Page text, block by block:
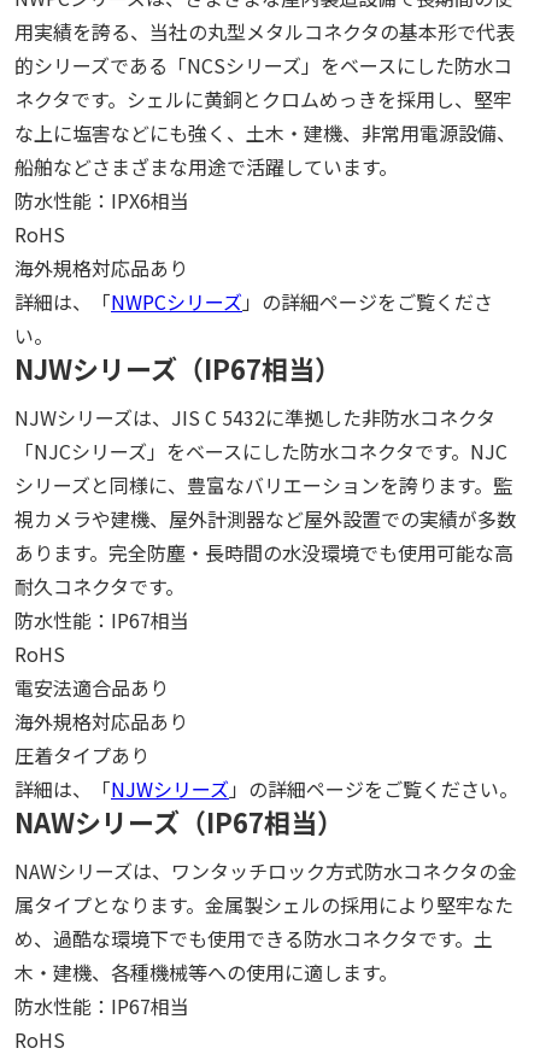
用実績を誇る、当社の丸型メタルコネクタの基本形で代表
的シリーズである「NCSシリーズ」をベースにした防水コ
ネクタです。シェルに黄銅とクロムめっきを採用し、堅牢
な上に塩害などにも強く、土木・建機、非常用電源設備、
船舶などさまざまな用途で活躍しています。
防水性能：IPX6相当
RoHS
海外規格対応品あり
詳細は、「NWPCシリーズ 」の詳細ページをご覧くださ
い。
NJWシリーズ（IP67相当）
NJWシリーズは、JIS C 5432に準拠した非防水コネクタ
「NJCシリーズ」をベースにした防水コネクタです。NJC
シリーズと同様に、豊富なバリエーションを誇ります。監
視カメラや建機、屋外計測器など屋外設置での実績が多数
あります。完全防塵・長時間の水没環境でも使用可能な高
耐久コネクタです。
防水性能：IP67相当
RoHS
電安法適合品あり
海外規格対応品あり
圧着タイプあり
詳細は、「NJWシリーズ 」の詳細ページをご覧ください。
NAWシリーズ（IP67相当）
NAWシリーズは、ワンタッチロック方式防水コネクタの金
属タイプとなります。金属製シェルの採用により堅牢なた
め、過酷な環境下でも使用できる防水コネクタです。土
木・建機、各種機械等への使用に適します。
防水性能：IP67相当
RoHS